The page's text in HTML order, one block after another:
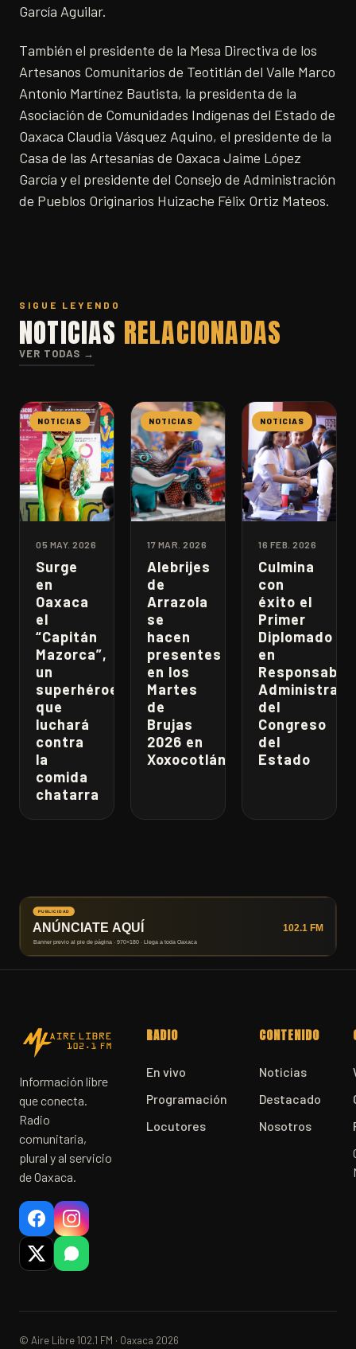
García Aguilar.
También el presidente de la Mesa Directiva de los
Artesanos Comunitarios de Teotitlán del Valle Marco
Antonio Martínez Bautista, la presidenta de la
Asociación de Comunidades Indígenas del Estado de
Oaxaca Claudia Vásquez Aquino, el presidente de la
Casa de las Artesanías de Oaxaca Jaime López
García y el presidente del Consejo de Administración
de Pueblos Originarios Huizache Félix Ortiz Mateos.
SIGUE LEYENDO
NOTICIAS RELACIONADAS
VER TODAS →
NOTICIAS
05 MAY. 2026
Surge
en
Oaxaca
el
“Capitán
Mazorca”,
un
superhéroe
que
luchará
contra
la
comida
chatarra
NOTICIAS
17 MAR. 2026
Alebrijes
de
Arrazola
se
hacen
presentes
en los
Martes
de
Brujas
2026 en
Xoxocotlán
NOTICIAS
16 FEB. 2026
Culmina
con
éxito el
Primer
Diplomado
en
del
Congreso
del
Estado
Información libre
que conecta.
Radio
comunitaria,
plural y al servicio
de Oaxaca.
RADIO
En vivo
Programación
Locutores
CONTENIDO
Noticias
Destacado
Nosotros
© Aire Libre 102.1 FM · Oaxaca 2026